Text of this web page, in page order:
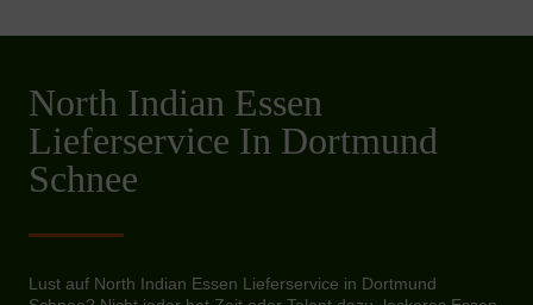
North Indian Essen
Lieferservice In Dortmund
Schnee
Lust auf North Indian Essen Lieferservice in Dortmund